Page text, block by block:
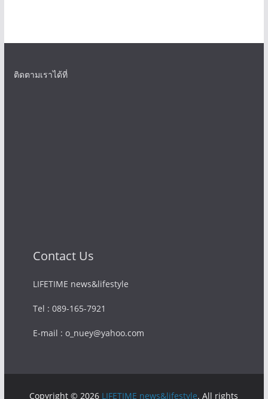
ติดตามเราได้ที่
Contact Us
LIFETIME news&lifestyle
Tel : 089-165-7921
E-mail : o_nuey@yahoo.com
Copyright © 2026 LIFETIME news&lifestyle. All rights